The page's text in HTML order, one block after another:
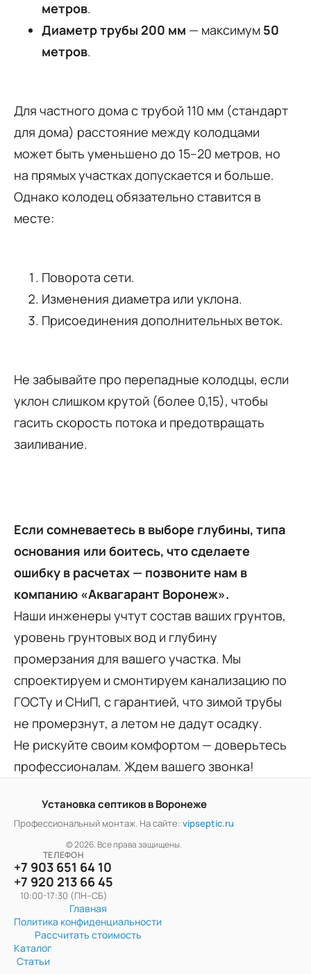
метров.
Диаметр трубы 200 мм — максимум 50
метров.
Для частного дома с трубой 110 мм (стандарт
для дома) расстояние между колодцами
может быть уменьшено до 15–20 метров, но
на прямых участках допускается и больше.
Однако колодец обязательно ставится в
месте:
Поворота сети.
Изменения диаметра или уклона.
Присоединения дополнительных веток.
Не забывайте про перепадные колодцы, если
уклон слишком крутой (более 0,15), чтобы
гасить скорость потока и предотвращать
заиливание.
Если сомневаетесь в выборе глубины, типа
основания или боитесь, что сделаете
ошибку в расчетах — позвоните нам в
компанию «Аквагарант Воронеж».
Наши инженеры учтут состав ваших грунтов,
уровень грунтовых вод и глубину
промерзания для вашего участка. Мы
спроектируем и смонтируем канализацию по
ГОСТу и СНиП, с гарантией, что зимой трубы
не промерзнут, а летом не дадут осадку.
Не рискуйте своим комфортом — доверьтесь
профессионалам. Ждем вашего звонка!
Установка септиков в Воронеже
Профессиональный монтаж. На сайте: vipseptic.ru
© 2026. Все права защищены.
ТЕЛЕФОН
+7 903 651 64 10
+7 920 213 66 45
10:00-17:30 (ПН–СБ)
Главная
Политика конфиденциальности
Рассчитать стоимость
Каталог
Статьи